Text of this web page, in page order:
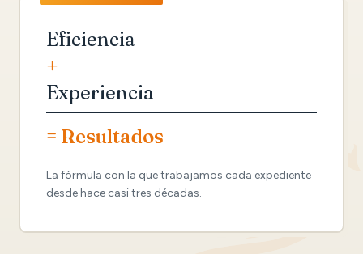
Eficiencia
+
Experiencia
= Resultados
La fórmula con la que trabajamos cada expediente
desde hace casi tres décadas.